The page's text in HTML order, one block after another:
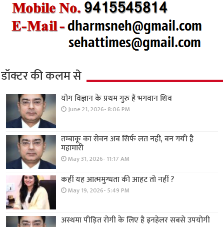
डॉक्टर की कलम से
योग विज्ञान के प्रथम गुरु हैं भगवान शिव
June 21, 2026- 8:06 PM
तम्बाकू का सेवन अब सिर्फ लत नहीं, बन गयी है
महामारी
May 31, 2026- 11:17 AM
कहीं यह आत्ममुग्धता की आहट तो नहीं ?
May 19, 2026- 5:49 PM
अस्थमा पीड़ित रोगी के लिए है इनहेलर सबसे उपयोगी